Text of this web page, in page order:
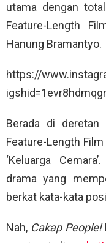
utama dengan
Feature-Length
Hanung Bramantyo.
https://
Berada di deretan
Feature-Length
‘Keluarga
drama yang
berkat kata-kata
Nah, Cakap People!